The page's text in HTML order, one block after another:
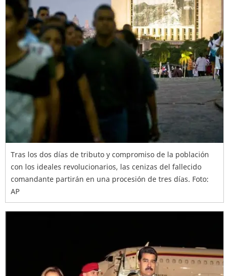
Tras los dos días de tributo y compromiso de la población
con los ideales revolucionarios, las cenizas del fallecido
comandante partirán en una procesión de tres días. Foto:
AP